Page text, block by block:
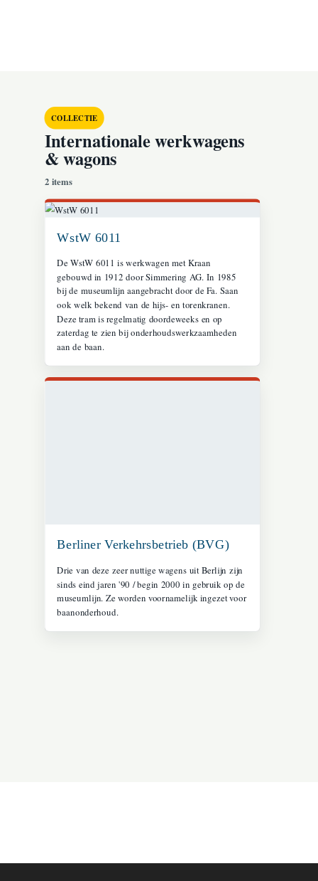
COLLECTIE
Internationale werkwagens
& wagons
2 items
WstW 6011
De WstW 6011 is werkwagen met Kraan
gebouwd in 1912 door Simmering AG. In 1985
bij de museumlijn aangebracht door de Fa. Saan
ook welk bekend van de hijs- en torenkranen.
Deze tram is regelmatig doordeweeks en op
zaterdag te zien bij onderhoudswerkzaamheden
aan de baan.
Berliner Verkehrsbetrieb (BVG)
Drie van deze zeer nuttige wagens uit Berlijn zijn
sinds eind jaren '90 / begin 2000 in gebruik op de
museumlijn. Ze worden voornamelijk ingezet voor
baanonderhoud.